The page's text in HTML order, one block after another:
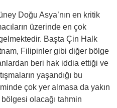
Doğu Asya’nın en kritik
üzerinde en çok
Başta Çin Halk
Filipinler gibi diğer bölge
beri hak iddia ettiği ve
yaşandığı bu
çok yer almasa da yakın
olacağı tahmin